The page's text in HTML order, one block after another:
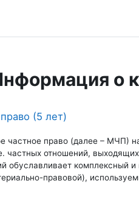
о
(5 лет)
частное право (далее – МЧП)
частных отношений,
обуславливает комплексный
правовой),